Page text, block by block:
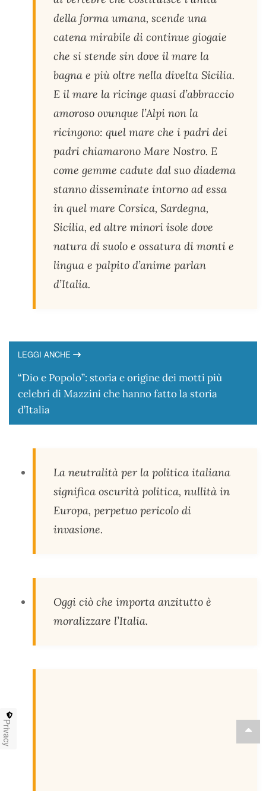
della forma umana, scende una
catena mirabile di continue giogaie
che si stende sin dove il mare la
bagna e più oltre nella divelta Sicilia.
E il mare la ricinge quasi d’abbraccio
amoroso ovunque l’Alpi non la
ricingono: quel mare che i padri dei
padri chiamarono Mare Nostro. E
come gemme cadute dal suo diadema
stanno disseminate intorno ad essa
in quel mare Corsica, Sardegna,
Sicilia, ed altre minori isole dove
natura di suolo e ossatura di monti e
lingua e palpito d’anime parlan
d’Italia.
LEGGI ANCHE
“Dio e Popolo”: storia e origine dei motti più
celebri di Mazzini che hanno fatto la storia
d’Italia
La neutralità per la politica italiana
significa oscurità politica, nullità in
Europa, perpetuo pericolo di
invasione.
Oggi ciò che importa anzitutto è
moralizzare l’Italia.
Privacy